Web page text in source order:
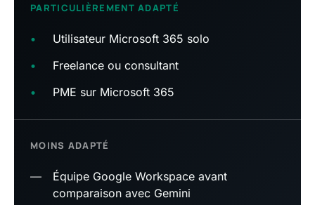
PARTICULIÈREMENT ADAPTÉ
•
Utilisateur Microsoft 365 solo
•
Freelance ou consultant
•
PME sur Microsoft 365
MOINS ADAPTÉ
—
Équipe Google Workspace avant
comparaison avec Gemini